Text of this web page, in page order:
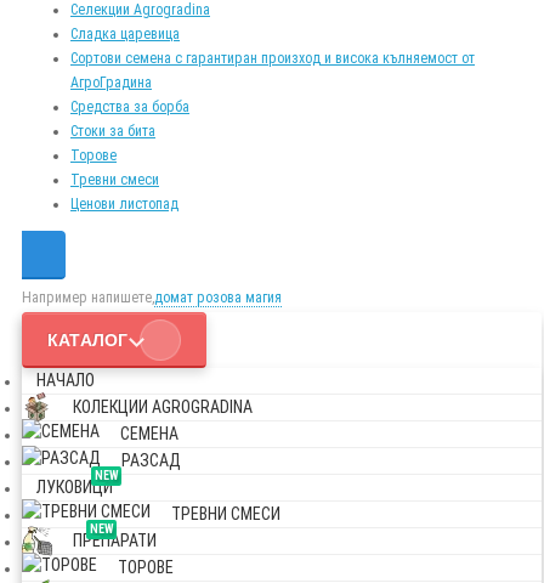
Селекции Agrogradina
Сладка царевица
Сортови семена с гарантиран произход и висока кълняемост от
АгроГрадина
Средства за борба
Стоки за бита
Торове
Тревни смеси
Ценови листопад
Например напишете,домат розова магия
КАТАЛОГ
НАЧАЛО
КОЛЕКЦИИ AGROGRADINA
СЕМЕНА
РАЗСАД
NEW
ЛУКОВИЦИ
ТРЕВНИ СМЕСИ
NEW
ПРЕПАРАТИ
ТОРОВЕ